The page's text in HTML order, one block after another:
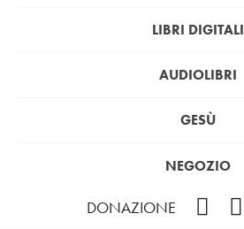
LIBRI DIGITALI
AUDIOLIBRI
GESÙ
NEGOZIO
DONAZIONE